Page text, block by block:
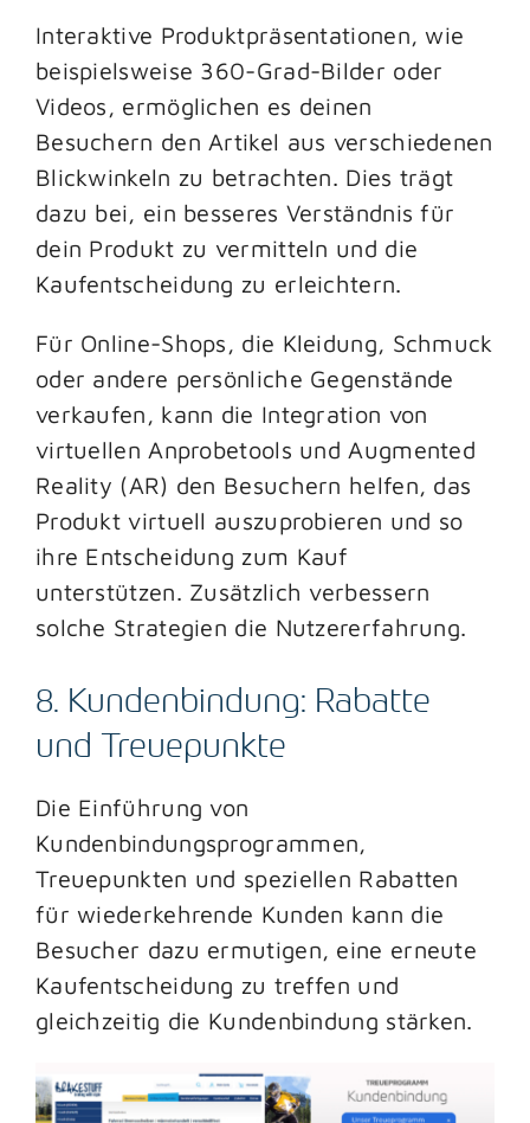
Interaktive Produktpräsentationen, wie
beispielsweise 360-Grad-Bilder oder
Videos, ermöglichen es deinen
Besuchern den Artikel aus verschiedenen
Blickwinkeln zu betrachten. Dies trägt
dazu bei, ein besseres Verständnis für
dein Produkt zu vermitteln und die
Kaufentscheidung zu erleichtern.
Für Online-Shops, die Kleidung, Schmuck
oder andere persönliche Gegenstände
verkaufen, kann die Integration von
virtuellen Anprobetools und Augmented
Reality (AR) den Besuchern helfen, das
Produkt virtuell auszuprobieren und so
ihre Entscheidung zum Kauf
unterstützen. Zusätzlich verbessern
solche Strategien die Nutzererfahrung.
8. Kundenbindung: Rabatte
und Treuepunkte
Die Einführung von
Kundenbindungsprogrammen,
Treuepunkten und speziellen Rabatten
für wiederkehrende Kunden kann die
Besucher dazu ermutigen, eine erneute
Kaufentscheidung zu treffen und
gleichzeitig die Kundenbindung stärken.